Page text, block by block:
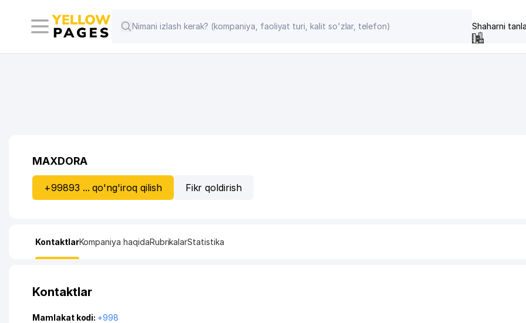
Shaharni
MAXDORA
+99893 ... qo'ng'iroq qilish Fikr qoldirish
KontaktlarKompaniya haqidaRubrikalarStatistika
Kontaktlar
Mamlakat kodi: +998